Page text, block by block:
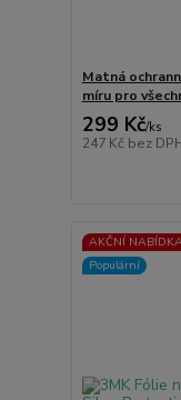
Matná
míru pro
299 Kč/ks
247 Kč bez
AKČNÍ
Populární